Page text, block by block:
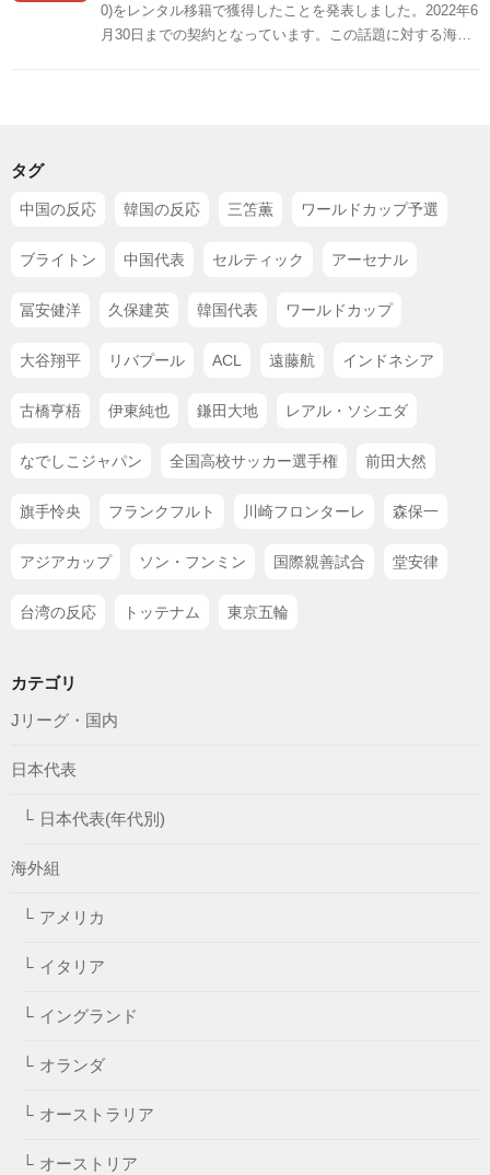
0)をレンタル移籍で獲得したことを発表しました。2022年6
月30日までの契約となっています。この話題に対する海外
タグ
中国の反応 韓国の反応 三笘薫 ワールドカップ予選
ブライトン 中国代表 セルティック アーセナル
冨安健洋 久保建英 韓国代表 ワールドカップ
大谷翔平 リバプール ACL 遠藤航 インドネシア
古橋亨梧 伊東純也 鎌田大地 レアル・ソシエダ
なでしこジャパン 全国高校サッカー選手権 前田大然
旗手怜央 フランクフルト 川崎フロンターレ 森保一
アジアカップ ソン・フンミン 国際親善試合 堂安律
台湾の反応 トッテナム 東京五輪
カテゴリ
Jリーグ・国内
日本代表
日本代表(年代別)
海外組
アメリカ
イタリア
イングランド
オランダ
オーストラリア
オーストリア